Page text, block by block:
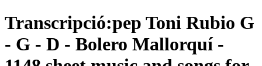
Transcripció:pep Toni Rubio G
- G - D - Bolero Mallorquí -